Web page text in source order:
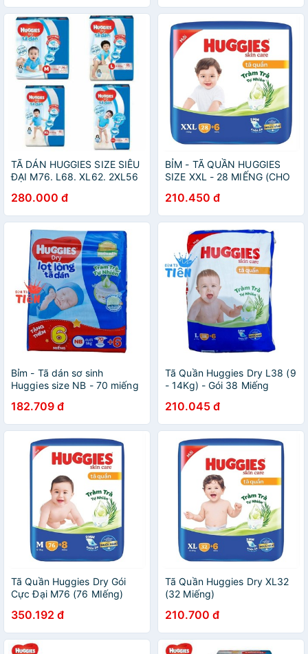
TÃ DÁN HUGGIES SIZE SIÊU
ĐẠI M76. L68. XL62. 2XL56
280.000 đ
BỈM - TÃ QUẦN HUGGIES
SIZE XXL - 28 MIẾNG (CHO
210.450 đ
Bỉm - Tã dán sơ sinh
Huggies size NB - 70 miếng
182.709 đ
Tã Quần Huggies Dry L38 (9
- 14Kg) - Gói 38 Miếng
210.045 đ
Tã Quần Huggies Dry Gói
Cực Đại M76 (76 MIếng)
350.192 đ
Tã Quần Huggies Dry XL32
(32 Miếng)
210.700 đ